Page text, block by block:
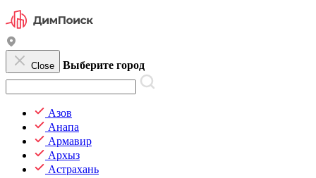
Close Выберите город
Азов
Анапа
Армавир
Архыз
Астрахань